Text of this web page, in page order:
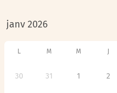
L M M J
30 31 1 2